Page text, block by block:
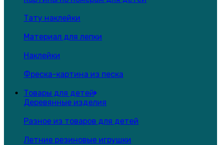
Тату наклейки
Материал для лепки
Наклейки
Фреска-картина из песка
Товары для детей
Деревянные изделия
Разное из товаров для детей
Летние резиновые игрушки